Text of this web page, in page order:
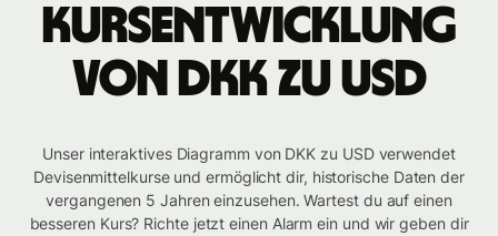
Kursentwicklung
von DKK zu USD
Unser interaktives Diagramm von DKK zu USD verwendet
Devisenmittelkurse und ermöglicht dir, historische Daten der
vergangenen 5 Jahren einzusehen. Wartest du auf einen
besseren Kurs? Richte jetzt einen Alarm ein und wir geben dir